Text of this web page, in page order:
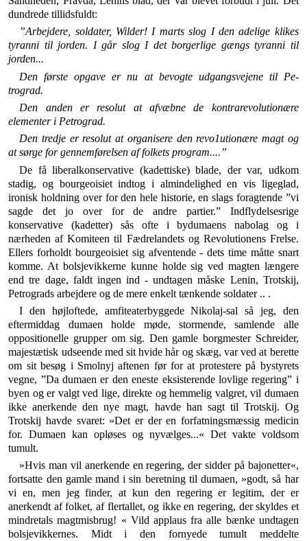
dundrede tillidsfuldt:
”Arbejdere, soldater, Wilder! I marts slog I den adelige klikes
tyranni til jorden. I går slog I det borgerlige gængs tyranni til
jorden...
Den første opgave er nu at bevogte udgangsvejene til Pe­
trograd.
Den anden er resolut at afvæbne de kontrarevolutionære
elementer i Petrograd.
Den tredje er resolut at organisere den revo1utionære magt og
at sørge for gennemførelsen af folkets program....”
De få liberalkonservative (kadettiske) blade, der var, udkom
stadig, og bourgeoisiet indtog i almindelighed en vis ligeglad,
ironisk holdning over for den hele historie, en slags foragtende ”vi
sagde det jo over for de andre partier.” Indflydelsesrige
konservative (kadetter) sås ofte i bydumaens nabolag og i
nærheden af Komiteen til Fædrelandets og Revolutionens Frelse.
Ellers for­holdt bourgeoisiet sig afventende - dets time måtte snart
komme. At bolsjevikkerne kunne holde sig ved magten længere
end tre dage, faldt ingen ind - und­tagen måske Lenin, Trotskij,
Petrograds arbejdere og de mere enkelt tænkende soldater .. .
I den højloftede, amfiteaterbyggede Nikolaj-sal så jeg, den
eftermiddag dumaen holde møde, stormende, sam­lende alle
oppositionelle grupper om sig. Den gamle borgmester Schreider,
majestætisk udseende med sit hvide hår og skæg, var ved at berette
om sit besøg i Smolnyj aftenen før for at protestere på bystyrets
vegne, ”Da dumaen er den eneste eksisterende lovlige regering” i
byen og er valgt ved lige, direkte og hemmelig valgret, vil dumaen
ikke anerkende den nye magt, havde han sagt til Trotskij. Og
Trotskij havde svaret: »Det er der en forfatningsmæssig medicin
for. Dumaen kan opløses og nyvælges...« Det vakte voldsom
tumult.
»Hvis man vil anerkende en regering, der sidder på bajonetter«,
fortsatte den gamle mand i sin beretning til dumaen, »godt, så har
vi en, men jeg finder, at kun den regering er legitim, der er
anerkendt af folket, af flertallet, og ikke en regering, der skyldes et
mindretals magtmisbrug! « Vild applaus fra alle bænke undtagen
bolsjevikkernes. Midt i den fornyede tumult meddelte